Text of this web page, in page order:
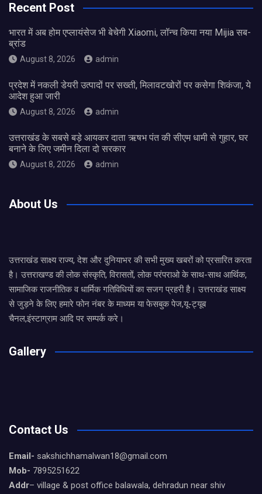
Recent Post
भारत में अब होम एप्लायंसेज भी बेचेगी Xiaomi, लॉन्च किया नया Mijia सब-
ब्रांड
August 8, 2026 admin
प्रदेश में नकली डेयरी उत्पादों पर सख्ती, मिलावटखोरों पर कसेगा शिकंजा, ये
आदेश हुआ जारी
August 8, 2026 admin
उत्तराखंड के सबसे बड़े आयकर दाता ऋषभ पंत की सीएम धामी से गुहार, घर
बनाने के लिए जमीन दिला दो सरकार
August 8, 2026 admin
About Us
उत्तराखंड साक्ष्य राज्य, देश और दुनियाभर की सभी मुख्य खबरों को प्रसारित करता
है। उत्तराखण्ड की लोक संस्कृति, विरासतों, लोक परंपराओ के साथ-साथ आर्थिक,
सामाजिक राजनीतिक व धार्मिक गतिविधियों का सजग प्रहरी है। उत्तराखंड साक्ष्य
से जुड़ने के लिए हमारे फोन नंबर के माध्यम या फेसबुक पेज,यू-ट्यूब
चैनल,इंस्टाग्राम आदि पर सम्पर्क करे।
Gallery
Contact Us
Email- sakshichhamalwan18@gmail.com
Mob- 7895251622
Addr– village & post office balawala, dehradun near shiv